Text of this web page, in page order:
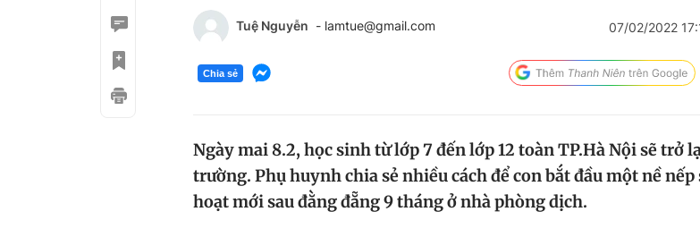
Tuệ Nguyễn - lamtue@gmail.com 07/02/2022
Chia sẻ
Ngày mai 8.2, học sinh từ lớp 7 đến lớp 12 toàn TP.Hà Nội sẽ trở
trường. Phụ huynh chia sẻ nhiều cách để con bắt đầu một nề
hoạt mới sau đằng đẵng 9 tháng ở nhà phòng dịch.